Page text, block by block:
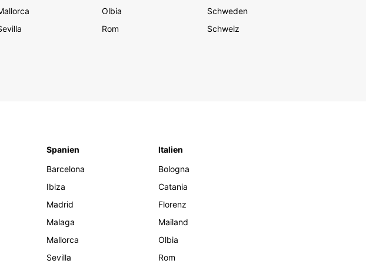
Olbia
Rom
Schweden
Schweiz
Spanien
Barcelona
Ibiza
Madrid
Malaga
Mallorca
Sevilla
Italien
Bologna
Catania
Florenz
Mailand
Olbia
Rom